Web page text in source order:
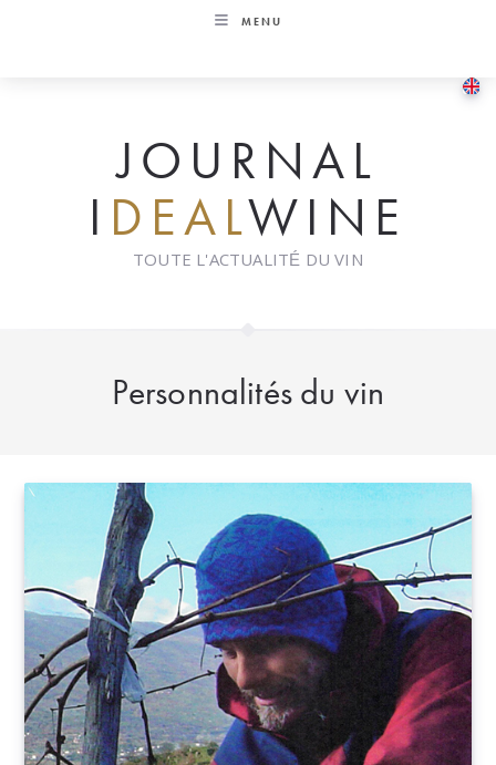
MENU
JOURNAL
I DEALWINE
TOUTE L'ACTUALITÉ DU VIN
Personnalités du vin